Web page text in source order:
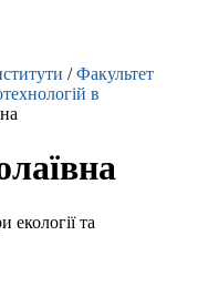
/Факультет
в
та